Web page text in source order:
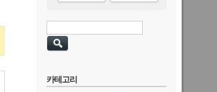
카테고리